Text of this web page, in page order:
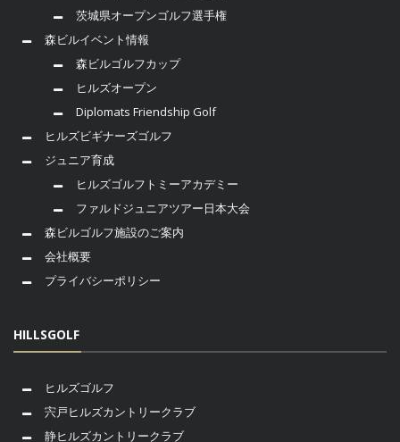
茨城県オープンゴルフ選手権
森ビルイベント情報
森ビルゴルフカップ
ヒルズオープン
Diplomats Friendship Golf
ヒルズビギナーズゴルフ
ジュニア育成
ヒルズゴルフトミーアカデミー
ファルドジュニアツアー日本大会
森ビルゴルフ施設のご案内
会社概要
プライバシーポリシー
HILLSGOLF
ヒルズゴルフ
宍戸ヒルズカントリークラブ
静ヒルズカントリークラブ